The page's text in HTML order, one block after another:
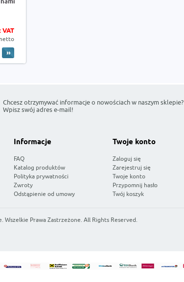
VAT
Chcesz otrzymywać informacje o nowościach w naszym sklepie?
Wpisz swój adres e-mail!
Informacje
FAQ
Katalog produktów
Polityka prywatności
Zwroty
Odstąpienie od umowy
Twoje konto
Zaloguj się
Zarejestruj się
Twoje konto
Przypomnij hasło
Twój koszyk
. Wszelkie Prawa Zastrzeżone. All Rights Reserved.